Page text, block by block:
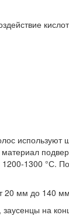
1300 °С.
мм до 140
на